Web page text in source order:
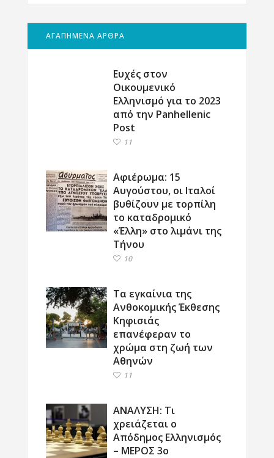
ΑΓΑΠΗΜΕΝΑ ΑΡΘΡΑ
Ευχές στον
Οικουμενικό
Ελληνισμό για το 2023
από την Panhellenic
Post
11
Αφιέρωμα: 15
Αυγούστου, οι Ιταλοί
βυθίζουν με τορπίλη
το καταδρομικό
«Έλλη» στο λιμάνι της
Τήνου
10
Τα εγκαίνια της
Ανθοκομικής Έκθεσης
Κηφισιάς
επανέφεραν το
χρώμα στη ζωή των
Αθηνών
11
ΑΝΑΛΥΣΗ: Τι
χρειάζεται ο
Απόδημος Ελληνισμός
– ΜΕΡΟΣ 3ο